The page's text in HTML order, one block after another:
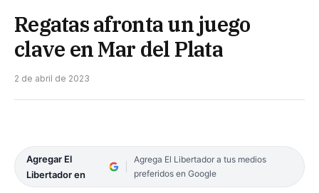
Regatas afronta un juego
clave en Mar del Plata
2 de abril de 2023
Agregar El
Libertador en
Agrega El Libertador a tus medios
preferidos en Google